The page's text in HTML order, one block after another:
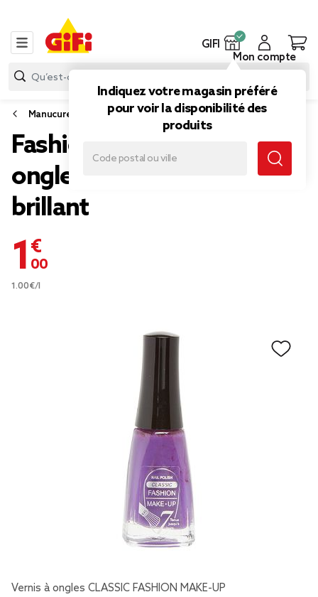
GIFI
Indiquez votre magasin préféré
pour voir la disponibilité des
produits
Mon compte
Manucure
Fashion Make Up vernis à
ongles classic violet
brillant
1,00 €
1.00€/l
Vernis à ongles CLASSIC FASHION MAKE-UP